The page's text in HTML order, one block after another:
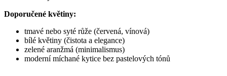
Doporučené květiny:
tmavé nebo syté růže (červená, vínová)
bílé květiny (čistota a elegance)
zelené aranžmá (minimalismus)
moderní míchané kytice bez pastelových tónů